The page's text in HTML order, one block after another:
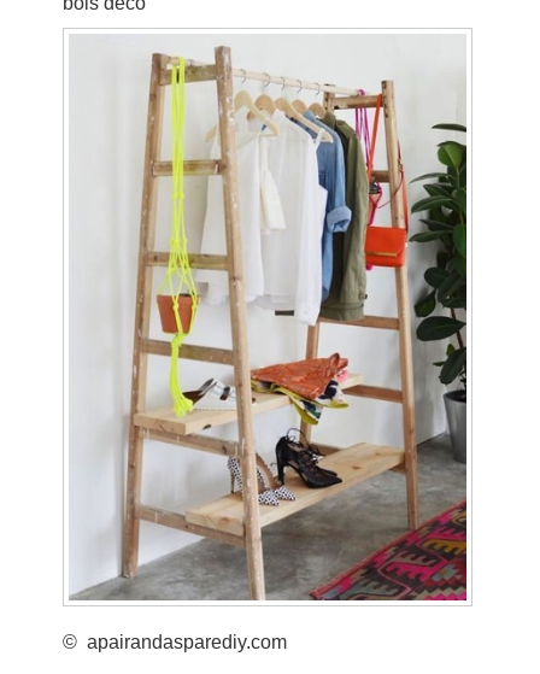
© apairandasparediy.com